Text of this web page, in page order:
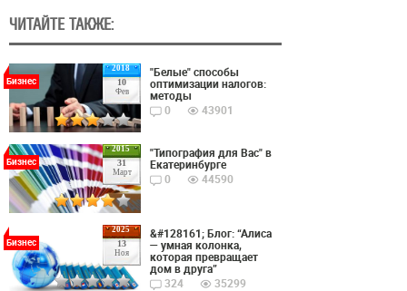
ЧИТАЙТЕ ТАКЖЕ:
2018
10
Фев
Бизнес
"Белые" способы
оптимизации налогов:
методы
0
43901
2015
31
Март
Бизнес
"Типография для Вас" в
Екатеринбурге
0
44590
2025
13
Ноя
Бизнес
&#128161; Блог: “Алиса
— умная колонка,
которая превращает
дом в друга”
324
35299